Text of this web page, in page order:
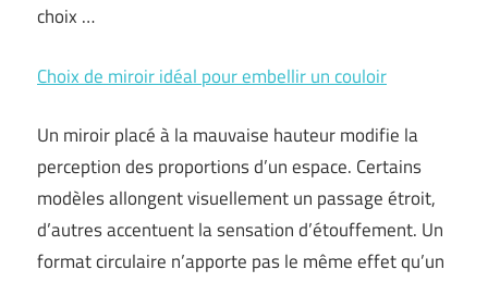
choix …
Choix de miroir idéal pour embellir un couloir
Un miroir placé à la mauvaise hauteur modifie la
perception des proportions d’un espace. Certains
modèles allongent visuellement un passage étroit,
d’autres accentuent la sensation d’étouffement. Un
format circulaire n’apporte pas le même effet qu’un